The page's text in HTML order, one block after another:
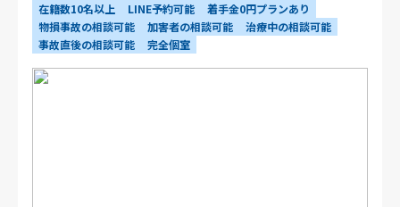
在籍数10名以上
LINE予約可能
着手金0円プランあり
物損事故の相談可能
加害者の相談可能
治療中の相談可能
事故直後の相談可能
完全個室